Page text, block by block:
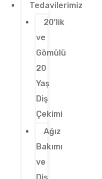
Tedavilerimiz
20’lik
ve
Gömülü
20
Yaş
Diş
Çekimi
Ağız
Bakımı
ve